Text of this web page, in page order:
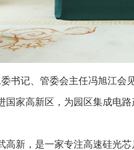
书记、管委会主任冯旭江
家高新区，为园区集成电
高新，是一家专注高速硅光